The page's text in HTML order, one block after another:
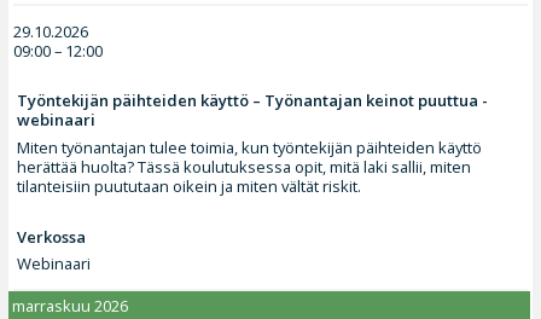
29.10.2026
09:00 – 12:00
Työntekijän päihteiden käyttö – Työnantajan keinot puuttua -
webinaari
Miten työnantajan tulee toimia, kun työntekijän päihteiden käyttö
herättää huolta? Tässä koulutuksessa opit, mitä laki sallii, miten
tilanteisiin puututaan oikein ja miten vältät riskit.
Verkossa
Webinaari
marraskuu 2026